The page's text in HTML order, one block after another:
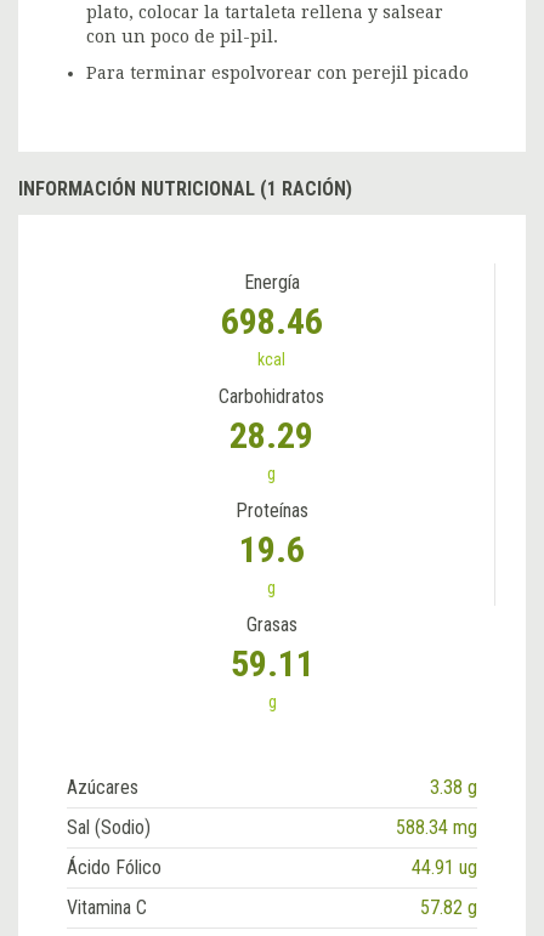
plato, colocar la tartaleta rellena y salsear
con un poco de pil-pil.
Para terminar espolvorear con perejil picado
INFORMACIÓN NUTRICIONAL (1 RACIÓN)
Energía
698.46
kcal
Carbohidratos
28.29
g
Proteínas
19.6
g
Grasas
59.11
g
Azúcares
3.38 g
Sal (Sodio)
588.34 mg
Ácido Fólico
44.91 ug
Vitamina C
57.82 g